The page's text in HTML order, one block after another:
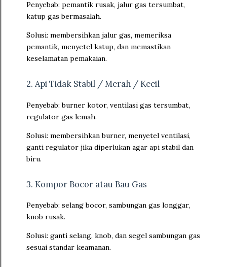
Penyebab: pemantik rusak, jalur gas tersumbat,
katup gas bermasalah.
Solusi: membersihkan jalur gas, memeriksa
pemantik, menyetel katup, dan memastikan
keselamatan pemakaian.
2. Api Tidak Stabil / Merah / Kecil
Penyebab: burner kotor, ventilasi gas tersumbat,
regulator gas lemah.
Solusi: membersihkan burner, menyetel ventilasi,
ganti regulator jika diperlukan agar api stabil dan
biru.
3. Kompor Bocor atau Bau Gas
Penyebab: selang bocor, sambungan gas longgar,
knob rusak.
Solusi: ganti selang, knob, dan segel sambungan gas
sesuai standar keamanan.